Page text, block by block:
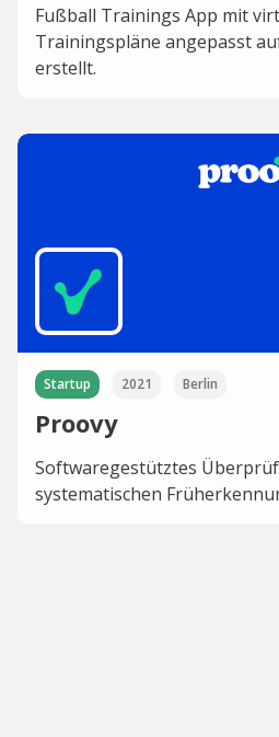
Fußball Trainings App mit
Trainingspläne angepasst
erstellt.
Startup 2021 Berlin
Proovy
Softwaregestütztes
systematischen